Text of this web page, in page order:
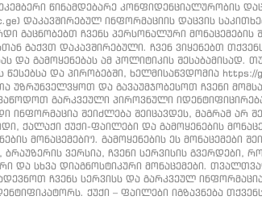
წინამდებარე კონფიდენციალურობის
დაკავშირებულ ინფორმაციის დაცვის
ჩვენს პერსონალური მონაცემების
გაქვთ დაკავშირებული. ჩვენ ვიყენებთ
და გამოყენებას ამ პოლიტიკის
და პირობებში, ხელმისაწვდომია
უზრუნველვყოთ და გავაუმჯობესოთ ჩვენი
გარკვეული პიროვნული
ინფორმაცია შეიძლება შეიცავდეს, მაგრამ
ქუქი-ფაილები და გამოყენების
მონაცემები"). გამოყენების ეს მონაცემები
ვერსია, ჩვენი სერვისის
სხვა დიაგნოსტიკური მონაცემები.
ჩვენს სერვისს და გარკვეულ
ქუქი – ფაილები იგზავნება